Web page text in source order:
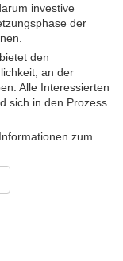
investive
der
den
an der
Alle Interessierten
sich in den Prozess
zum
in
Beitrag: Auf dem Weg